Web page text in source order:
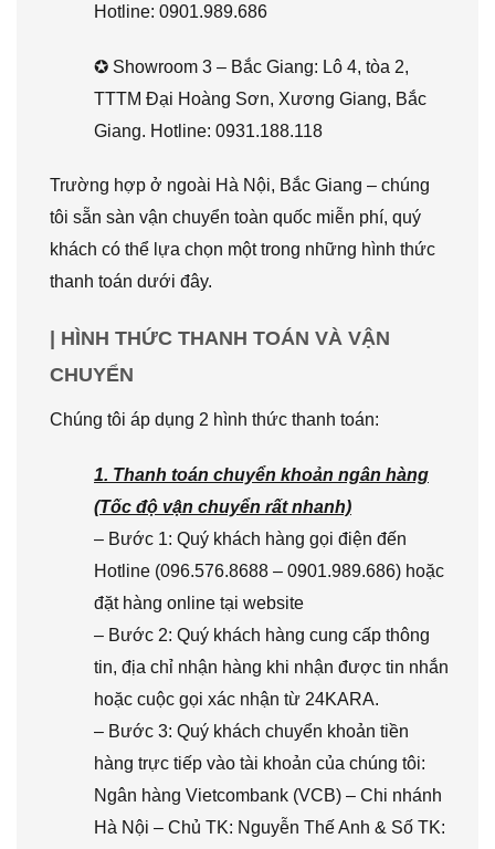
Hotline: 0901.989.686
✪ Showroom 3 – Bắc Giang: Lô 4, tòa 2,
TTTM Đại Hoàng Sơn, Xương Giang, Bắc
Giang. Hotline: 0931.188.118
Trường hợp ở ngoài Hà Nội, Bắc Giang – chúng
tôi sẵn sàn vận chuyển toàn quốc miễn phí, quý
khách có thể lựa chọn một trong những hình thức
thanh toán dưới đây.
| HÌNH THỨC THANH TOÁN VÀ VẬN
CHUYỂN
Chúng tôi áp dụng 2 hình thức thanh toán:
1. Thanh toán chuyển khoản ngân hàng
(Tốc độ vận chuyển rất nhanh)
– Bước 1: Quý khách hàng gọi điện đến
Hotline (096.576.8688 – 0901.989.686) hoặc
đặt hàng online tại website
– Bước 2: Quý khách hàng cung cấp thông
tin, địa chỉ nhận hàng khi nhận được tin nhắn
hoặc cuộc gọi xác nhận từ 24KARA.
– Bước 3: Quý khách chuyển khoản tiền
hàng trực tiếp vào tài khoản của chúng tôi:
Ngân hàng Vietcombank (VCB) – Chi nhánh
Hà Nội – Chủ TK: Nguyễn Thế Anh & Số TK: